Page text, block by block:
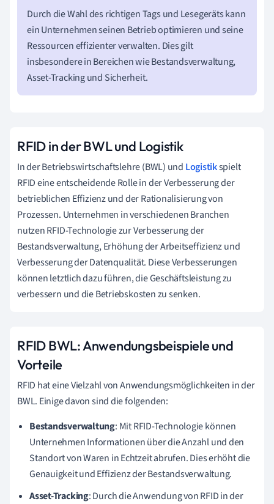
Durch die Wahl des richtigen Tags und Lesegeräts kann
ein Unternehmen seinen Betrieb optimieren und seine
Ressourcen effizienter verwalten. Dies gilt
insbesondere in Bereichen wie Bestandsverwaltung,
Asset-Tracking und Sicherheit.
RFID in der BWL und Logistik
In der Betriebswirtschaftslehre (BWL) und Logistikspielt
RFID eine entscheidende Rolle in der Verbesserung der
betrieblichen Effizienz und der Rationalisierung von
Prozessen. Unternehmen in verschiedenen Branchen
nutzen RFID-Technologie zur Verbesserung der
Bestandsverwaltung, Erhöhung der Arbeitseffizienz und
Verbesserung der Datenqualität. Diese Verbesserungen
können letztlich dazu führen, die Geschäftsleistung zu
verbessern und die Betriebskosten zu senken.
RFID BWL: Anwendungsbeispiele und
Vorteile
RFID hat eine Vielzahl von Anwendungsmöglichkeiten in der
BWL. Einige davon sind die folgenden:
Bestandsverwaltung: Mit RFID-Technologie können
Unternehmen Informationen über die Anzahl und den
Standort von Waren in Echtzeit abrufen. Dies erhöht die
Genauigkeit und Effizienz der Bestandsverwaltung.
Asset-Tracking: Durch die Anwendung von RFID in der